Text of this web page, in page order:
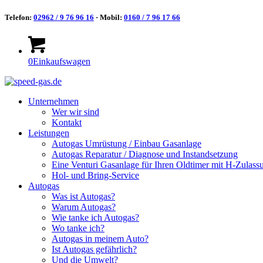
Telefon: 02962 / 9 76 96 16 · Mobil: 0160 / 7 96 17 66
0Einkaufswagen
Unternehmen
Wer wir sind
Kontakt
Leistungen
Autogas Umrüstung / Einbau Gasanlage
Autogas Reparatur / Diagnose und Instandsetzung
Eine Venturi Gasanlage für Ihren Oldtimer mit H-
Hol- und Bring-Service
Autogas
Was ist Autogas?
Warum Autogas?
Wie tanke ich Autogas?
Wo tanke ich?
Autogas in meinem Auto?
Ist Autogas gefährlich?
Und die Umwelt?